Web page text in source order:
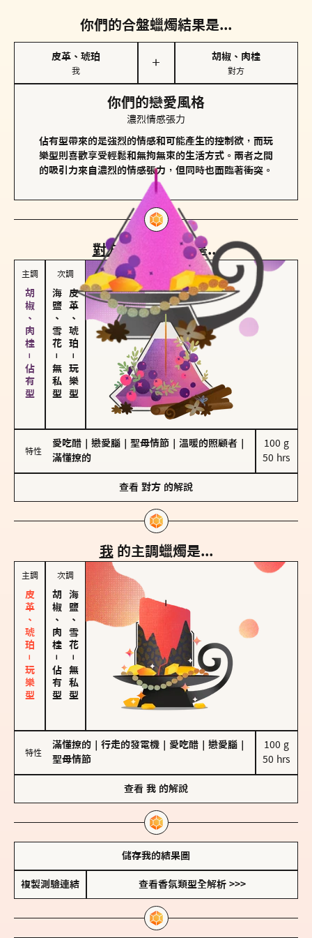
你們的合盤蠟燭結果是...
皮革、琥珀
我
＋
胡椒、肉桂
對方
你們的戀愛風格
濃烈情感張力
佔有型帶來的是強烈的情感和可能產生的控制欲，而玩
樂型則喜歡享受輕鬆和無拘無束的生活方式。兩者之間
的吸引力來自濃烈的情感張力，但同時也面臨著衝突。
對方 的主調蠟燭是...
主調
胡椒、肉桂－佔有型
次調
海鹽、雪花
－
無私型
皮革、琥珀
－
玩樂型
特性
愛吃醋 戀愛腦 聖母情節 溫暖的照顧者
滿懂撩的
100 g
50 hrs
查看 對方 的解說
我 的主調蠟燭是...
主調
皮革、琥珀－玩樂型
次調
胡椒、肉桂
－
佔有型
海鹽、雪花
－
無私型
特性
滿懂撩的 行走的發電機 愛吃醋 戀愛腦
聖母情節
100 g
50 hrs
查看 我 的解說
儲存我的結果圖
複製測驗連結 查看香氛類型全解析 >>>